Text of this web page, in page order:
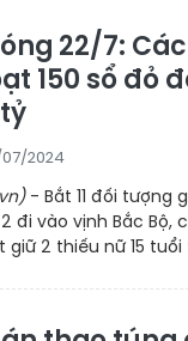
22/7:
150 sổ đỏ
07/2024
- Bắt 11 đối tượng
đi vào vịnh Bắc
giữ 2 thiếu nữ 15